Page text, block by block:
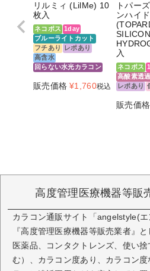
リルミィ (LilMe) 10
枚入
ネコポス 1day
ブルーライトカット
フチあり
レポあり
高含水
回らない水光カラコン
販売価格 ¥1,760税込
トパー
ンハイ
入
ネコポス
高酸素透
レポあり
販売価格
高度管理医療機器等販
カラコン通販サイト「angelstyle(エ
『高度管理医療機器等販売業者』
医薬品、コンタクトレンズ、使い
む）、カラコン度あり、カラコン